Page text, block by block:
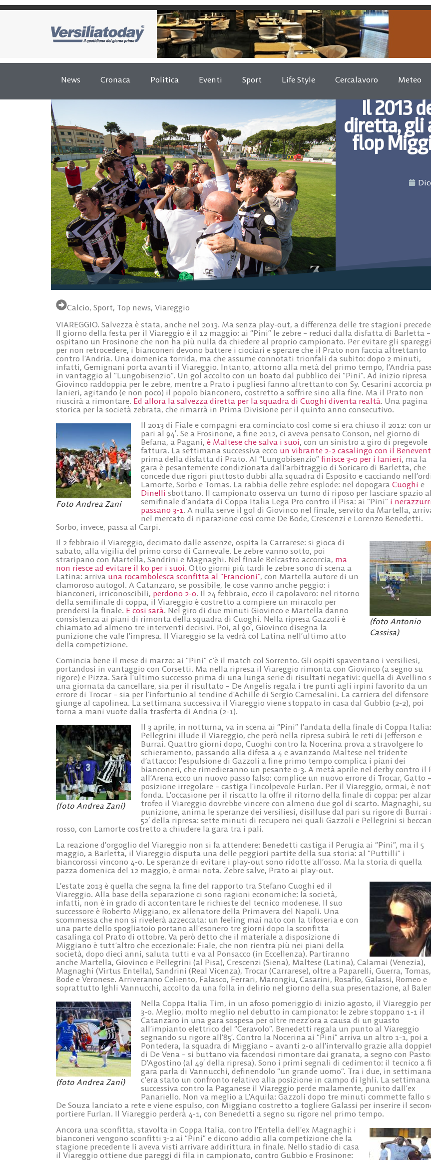
News Cronaca Politica Eventi Sport Life Style Cercalavoro Meteo
Il 2013
diretta, gli
flop
Calcio, Sport, Top news, Viareggio
VIAREGGIO. Salvezza è stata, anche nel 2013. Ma senza play-out, a differenza delle tre stagioni
Il giorno della festa per il Viareggio è il 12 maggio: ai “Pini” le zebre – reduci dalla disfatta di Barletta –
ospitano un Frosinone che non ha più nulla da chiedere al proprio campionato. Per evitare gli spareggi
per non retrocedere, i bianconeri devono battere i ciociari e sperare che il Prato non faccia altrettanto
contro l’Andria. Una domenica torrida, ma che assume connotati trionfali da subito: dopo 2 minuti,
infatti, Gemignani porta avanti il Viareggio. Intanto, attorno alla metà del primo tempo, l’Andria
in vantaggio al “Lungobisenzio”. Un gol accolto con un boato dal pubblico dei “Pini”. Ad inizio ripresa
Giovinco raddoppia per le zebre, mentre a Prato i pugliesi fanno altrettanto con Sy. Cesarini accorcia
lanieri, agitando (e non poco) il popolo bianconero, costretto a soffrire sino alla fine. Ma il Prato non
riuscirà a rimontare. Ed allora la salvezza diretta per la squadra di Cuoghi diventa realtà. Una pagina
storica per la società zebrata, che rimarrà in Prima Divisione per il quinto anno consecutivo.
Foto Andrea Zani
Il 2013 di Fiale e compagni era cominciato così come si era chiuso il 2012: con
pari al 94′. Se a Frosinone, a fine 2012, ci aveva pensato Conson, nel giorno di
Befana, a Pagani, è Maltese che salva i suoi, con un sinistro a giro di pregevole
fattura. La settimana successiva ecco un vibrante 2-2 casalingo con il
prima della disfatta di Prato. Al “Lungobisenzio” finisce 3-0 per i lanieri, ma la
gara è pesantemente condizionata dall’arbitraggio di Soricaro di Barletta, che
concede due rigori piuttosto dubbi alla squadra di Esposito e cacciando
Lamorte, Sorbo e Tomas. La rabbia delle zebre esplode: nel dopogara Cuoghi e
Dinelli sbottano. Il campionato osserva un turno di riposo per lasciare spazio
semifinale d’andata di Coppa Italia Lega Pro contro il Pisa: ai “Pini” i
passano 3-1. A nulla serve il gol di Giovinco nel finale, servito da Martella,
nel mercato di riparazione così come De Bode, Crescenzi e Lorenzo Benedetti.
Sorbo, invece, passa al Carpi.
(foto Antonio
Cassisa)
Il 2 febbraio il Viareggio, decimato dalle assenze, ospita la Carrarese: si gioca di
sabato, alla vigilia del primo corso di Carnevale. Le zebre vanno sotto, poi
straripano con Martella, Sandrini e Magnaghi. Nel finale Belcastro accorcia, ma
non riesce ad evitare il ko per i suoi. Otto giorni più tardi le zebre sono di scena a
Latina: arriva una rocambolesca sconfitta al “Francioni”, con Martella autore di un
clamoroso autogol. A Catanzaro, se possibile, le cose vanno anche peggio: i
bianconeri, irriconoscibili, perdono 2-0. Il 24 febbraio, ecco il capolavoro: nel ritorno
della semifinale di coppa, il Viareggio è costretto a compiere un miracolo per
prendersi la finale. E cosi sarà. Nel giro di due minuti Giovinco e Martella danno
consistenza ai piani di rimonta della squadra di Cuoghi. Nella ripresa Gazzoli è
chiamato ad almeno tre interventi decisivi. Poi, al 90′, Giovinco disegna la
punizione che vale l’impresa. Il Viareggio se la vedrà col Latina nell’ultimo atto
della competizione.
Comincia bene il mese di marzo: ai “Pini” c’è il match col Sorrento. Gli ospiti spaventano i versiliesi,
portandosi in vantaggio con Corsetti. Ma nella ripresa il Viareggio rimonta con Giovinco (a segno su
rigore) e Pizza. Sarà l’ultimo successo prima di una lunga serie di risultati negativi: quella di Avellino
una giornata da cancellare, sia per il risultato – De Angelis regala i tre punti agli irpini favorito da un
errore di Trocar – sia per l’infortunio al tendine d’Achille di Sergio Carnesalini. La carriera del difensore
giunge al capolinea. La settimana successiva il Viareggio viene stoppato in casa dal Gubbio (2-2), poi
torna a mani vuote dalla trasferta di Andria (2-1).
(foto Andrea Zani)
Il 3 aprile, in notturna, va in scena ai “Pini” l’andata della finale di Coppa Italia:
Pellegrini illude il Viareggio, che però nella ripresa subirà le reti di Jefferson e
Burrai. Quattro giorni dopo, Cuoghi contro la Nocerina prova a stravolgere lo
schieramento, passando alla difesa a 4 e avanzando Maltese nel tridente
d’attacco: l’espulsione di Gazzoli a fine primo tempo complica i piani dei
bianconeri, che rimedieranno un pesante 0-3. A metà aprile nel derby contro il
all’Arena ecco un nuovo passo falso: complice un nuovo errore di Trocar, Gatto
posizione irregolare – castiga l’incolpevole Furlan. Per il Viareggio, ormai, è
fonda. L’occasione per il riscatto la offre il ritorno della finale di coppa: per
trofeo il Viareggio dovrebbe vincere con almeno due gol di scarto. Magnaghi, su
punizione, anima le speranze dei versiliesi, disilluse dal pari su rigore di Burrai
52′ della ripresa: sette minuti di recupero nei quali Gazzoli e Pellegrini si
rosso, con Lamorte costretto a chiudere la gara tra i pali.
La reazione d’orgoglio del Viareggio non si fa attendere: Benedetti castiga il Perugia ai “Pini”, ma il 5
maggio, a Barletta, il Viareggio disputa una delle peggiori partite della sua storia: al “Puttilli” i
biancorossi vincono 4-0. Le speranze di evitare i play-out sono ridotte all’osso. Ma la storia di quella
pazza domenica del 12 maggio, è ormai nota. Zebre salve, Prato ai play-out.
L’estate 2013 è quella che segna la fine del rapporto tra Stefano Cuoghi ed il
Viareggio. Alla base della separazione ci sono ragioni economiche: la società,
infatti, non è in grado di accontentare le richieste del tecnico modenese. Il suo
successore è Roberto Miggiano, ex allenatore della Primavera del Napoli. Una
scommessa che non si rivelerà azzeccata: un feeling mai nato con la tifoseria e con
una parte dello spogliatoio portano all’esonero tre giorni dopo la sconfitta
casalinga col Prato di ottobre. Va però detto che il materiale a disposizione di
Miggiano è tutt’altro che eccezionale: Fiale, che non rientra più nei piani della
società, dopo dieci anni, saluta tutti e va al Ponsacco (in Eccellenza). Partiranno
anche Martella, Giovinco e Pellegrini (al Pisa), Crescenzi (Siena), Maltese (Latina), Calamai (Venezia),
Magnaghi (Virtus Entella), Sandrini (Real Vicenza), Trocar (Carrarese), oltre a Paparelli, Guerra,
Bode e Veronese. Arriveranno Celiento, Falasco, Ferrari, Marongiu, Casarini, Rosafio, Galassi, Romeo e
soprattutto Ighli Vannucchi, accolto da una folla in delirio nel giorno della sua presentazione, al
(foto Andrea Zani)
Nella Coppa Italia Tim, in un afoso pomeriggio di inizio agosto, il Viareggio
3-0. Meglio, molto meglio nel debutto in campionato: le zebre stoppano 1-1 il
Catanzaro in una gara sospesa per oltre mezz’ora a causa di un guasto
all’impianto elettrico del “Ceravolo”. Benedetti regala un punto al Viareggio
segnando su rigore all’85’. Contro la Nocerina ai “Pini” arriva un altro 1-1, poi a
Pontedera, la squadra di Miggiano – avanti 2-0 all’intervallo grazie alla
di De Vena – si buttano via facendosi rimontare dai granata, a segno con
D’Agostino (al 49′ della ripresa). Sono i primi segnali di cedimento: il tecnico a
gara parla di Vannucchi, definendolo “un grande uomo”. Tra i due, in
c’era stato un confronto relativo alla posizione in campo di Ighli. La settimana
successiva contro la Paganese il Viareggio perde malamente, punito dall’ex
Panariello. Non va meglio a L’Aquila: Gazzoli dopo tre minuti commette fallo
De Souza lanciato a rete e viene espulso, con Miggiano costretto a togliere Galassi per inserire il
portiere Furlan. Il Viareggio perderà 4-1, con Benedetti a segno su rigore nel primo tempo.
Ancora una sconfitta, stavolta in Coppa Italia, contro l’Entella dell’ex Magnaghi: i
bianconeri vengono sconfitti 3-2 ai “Pini” e dicono addio alla competizione che la
stagione precedente li aveva visti arrivare addirittura in finale. Nello stadio di casa
il Viareggio ottiene due pareggi di fila in campionato, contro Gubbio e Frosinone: